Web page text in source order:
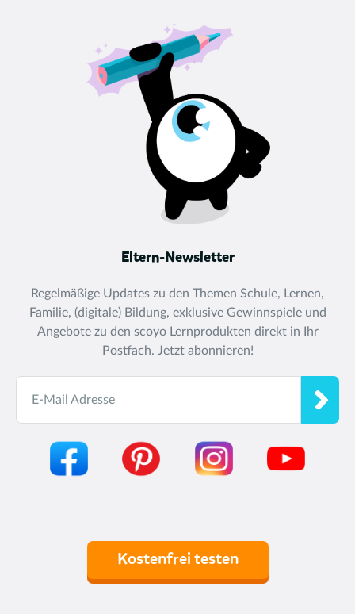
Eltern-Newsletter
Regelmäßige Updates zu den Themen Schule, Lernen,
Familie, (digitale) Bildung, exklusive Gewinnspiele und
Angebote zu den scoyo Lernprodukten direkt in Ihr
Postfach. Jetzt abonnieren!
E-Mail Adresse
Kostenfrei testen